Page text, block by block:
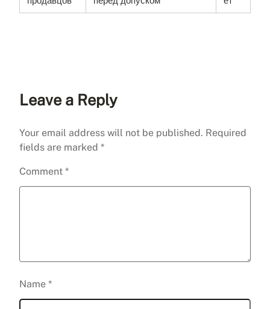
Leave a Reply
Your email address will not be published. Required
fields are marked *
Comment *
Name *